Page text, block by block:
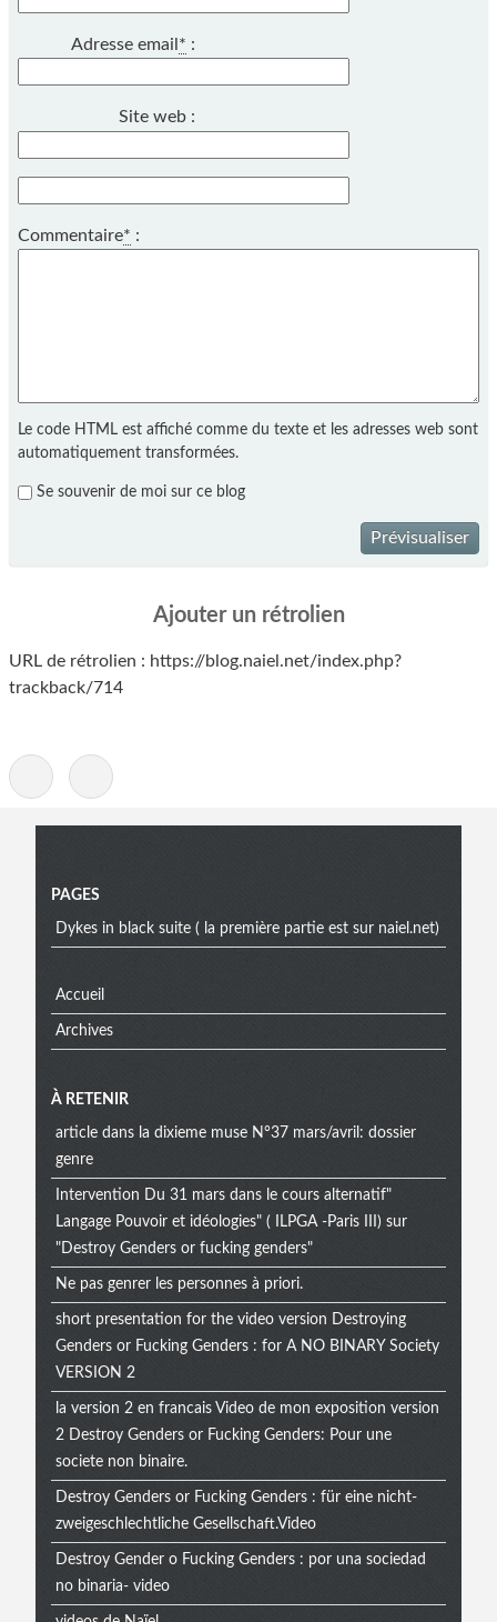
Adresse email* :
Site web :
Commentaire* :
Le code HTML est affiché comme du texte et les adresses web sont
automatiquement transformées.
Se souvenir de moi sur ce blog
Prévisualiser
Ajouter un rétrolien
URL de rétrolien : https://blog.naiel.net/index.php?
trackback/714
Menu
PAGES
Dykes in black suite ( la première partie est sur naiel.net)
Accueil
Archives
À RETENIR
article dans la dixieme muse N°37 mars/avril: dossier
genre
Intervention Du 31 mars dans le cours alternatif"
Langage Pouvoir et idéologies" ( ILPGA -Paris III) sur
"Destroy Genders or fucking genders"
Ne pas genrer les personnes à priori.
short presentation for the video version Destroying
Genders or Fucking Genders : for A NO BINARY Society
VERSION 2
la version 2 en francais Video de mon exposition version
2 Destroy Genders or Fucking Genders: Pour une
societe non binaire.
Destroy Genders or Fucking Genders : für eine nicht-
zweigeschlechtliche Gesellschaft.Video
Destroy Gender o Fucking Genders : por una sociedad
no binaria- video